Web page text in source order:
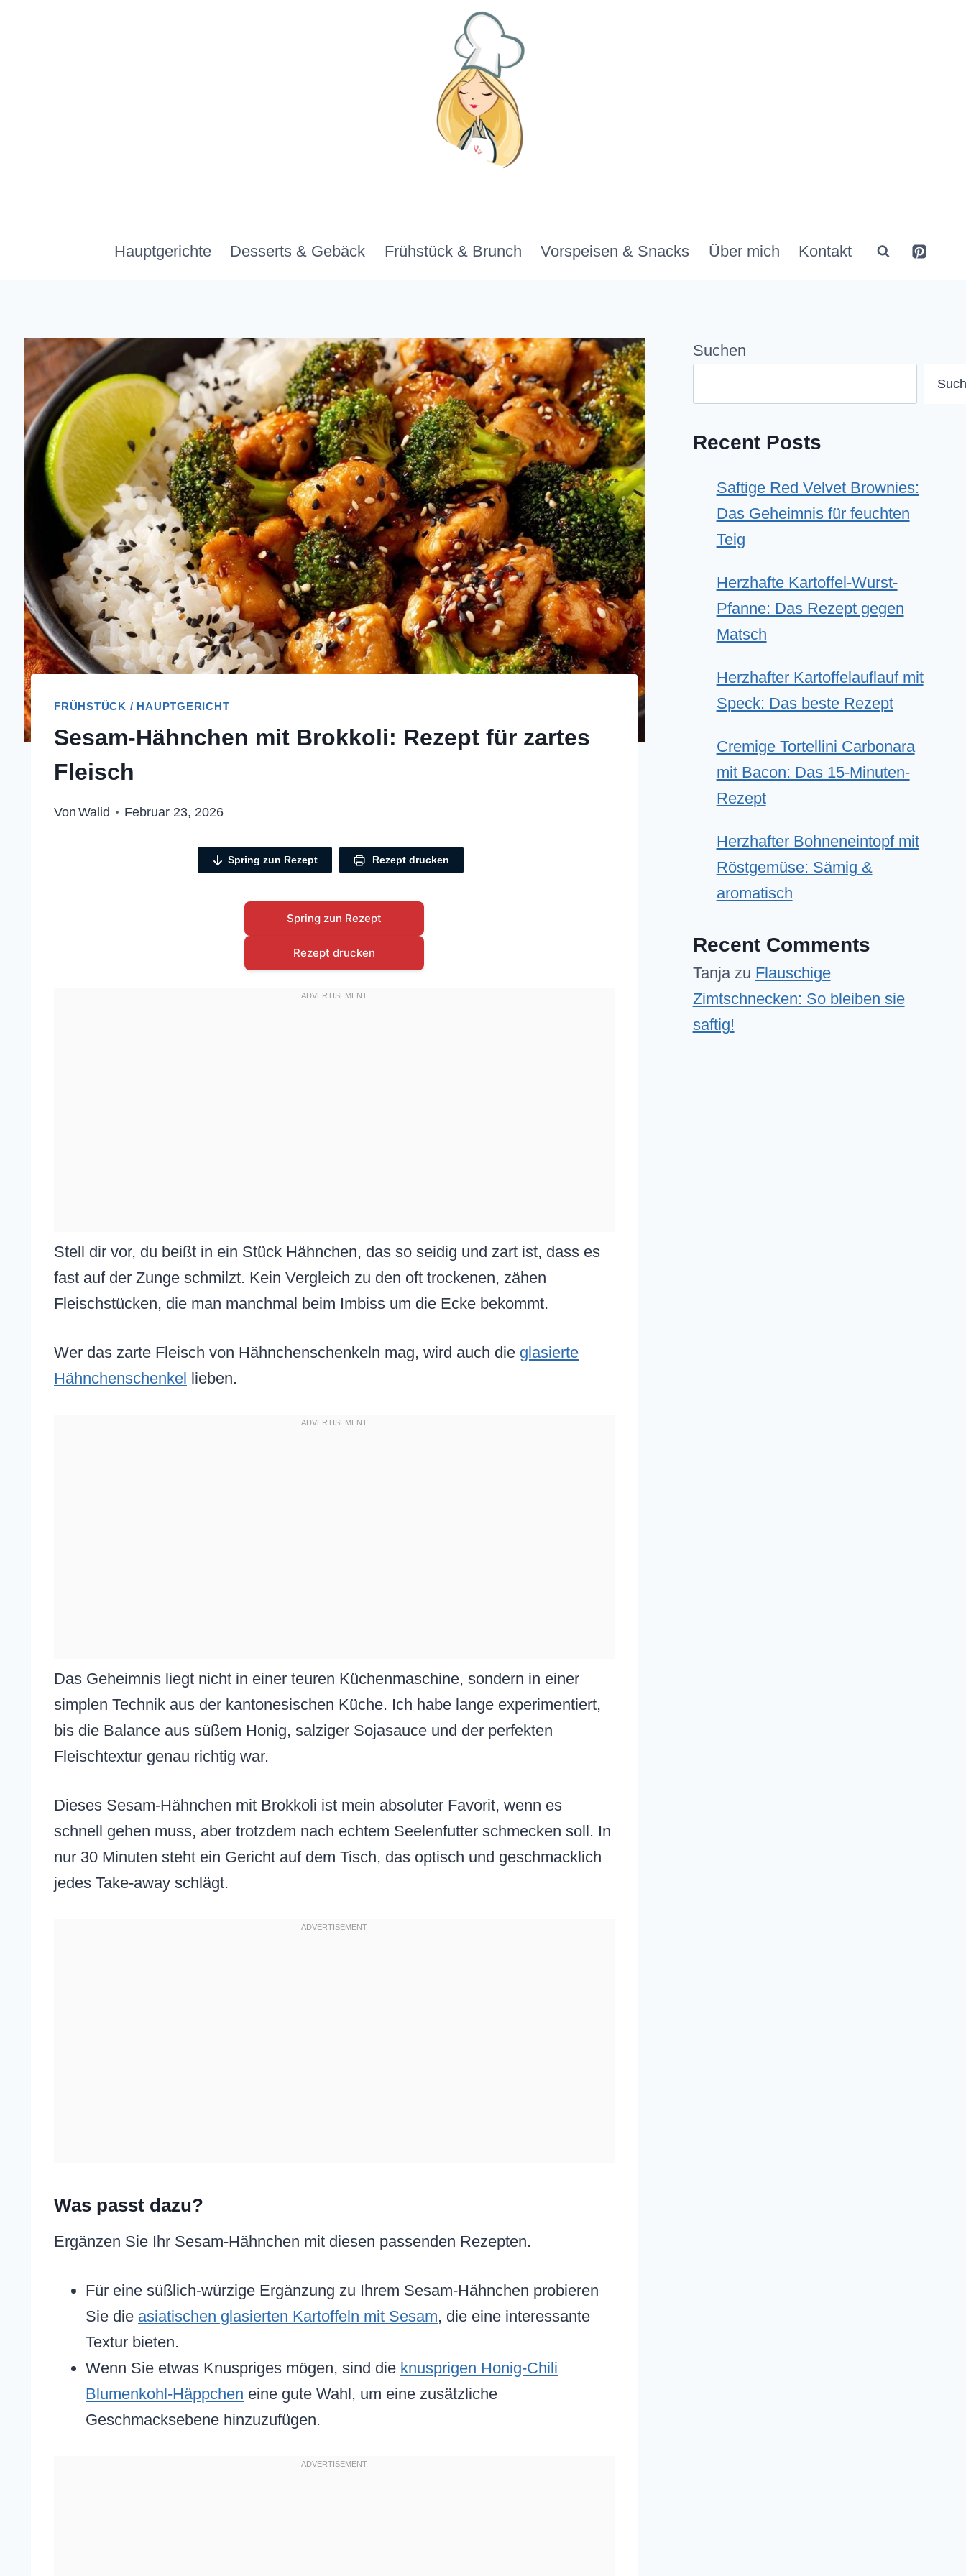
Hauptgerichte Desserts & Gebäck Frühstück & Brunch Vorspeisen & Snacks Über mich Kontakt
FRÜHSTÜCK / HAUPTGERICHT
Sesam-Hähnchen mit Brokkoli: Rezept für zartes
Fleisch
Von Walid Februar 23, 2026
Spring zun Rezept Rezept drucken
Spring zun Rezept
Rezept drucken
Stell dir vor, du beißt in ein Stück Hähnchen, das so seidig und zart ist, dass es
fast auf der Zunge schmilzt. Kein Vergleich zu den oft trockenen, zähen
Fleischstücken, die man manchmal beim Imbiss um die Ecke bekommt.
Wer das zarte Fleisch von Hähnchenschenkeln mag, wird auch die glasierte
Hähnchenschenkel
lieben.
Das Geheimnis liegt nicht in einer teuren Küchenmaschine, sondern in einer
simplen Technik aus der kantonesischen Küche. Ich habe lange experimentiert,
bis die Balance aus süßem Honig, salziger Sojasauce und der perfekten
Fleischtextur genau richtig war.
Dieses Sesam-Hähnchen mit Brokkoli ist mein absoluter Favorit, wenn es
schnell gehen muss, aber trotzdem nach echtem Seelenfutter schmecken soll. In
nur 30 Minuten steht ein Gericht auf dem Tisch, das optisch und geschmacklich
jedes Take-away schlägt.
Was passt dazu?
Ergänzen Sie Ihr Sesam-Hähnchen mit diesen passenden Rezepten.
Für eine süßlich-würzige Ergänzung zu Ihrem Sesam-Hähnchen probieren
Sie die asiatischen glasierten Kartoffeln mit Sesam, die eine interessante
Textur bieten.
Wenn Sie etwas Knuspriges mögen, sind die knusprigen Honig-Chili
Blumenkohl-Häppchen eine gute Wahl, um eine zusätzliche
Geschmacksebene hinzuzufügen.
Suchen
Recent Posts
Saftige Red Velvet Brownies:
Das Geheimnis für feuchten
Teig
Herzhafte Kartoffel-Wurst-
Pfanne: Das Rezept gegen
Matsch
Herzhafter Kartoffelauflauf mit
Speck: Das beste Rezept
Cremige Tortellini Carbonara
mit Bacon: Das 15-Minuten-
Rezept
Herzhafter Bohneneintopf mit
Röstgemüse: Sämig &
aromatisch
Recent Comments
Tanjazu Flauschige
Zimtschnecken: So bleiben sie
saftig!